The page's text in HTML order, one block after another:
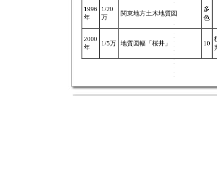
1996
年
1/20
万
関東地方土木地質図
多
色
2000
年
1/5万 地質図幅「桜井」 10